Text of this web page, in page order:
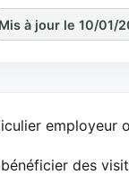
Mis à jour le 10/01/
employeur
des